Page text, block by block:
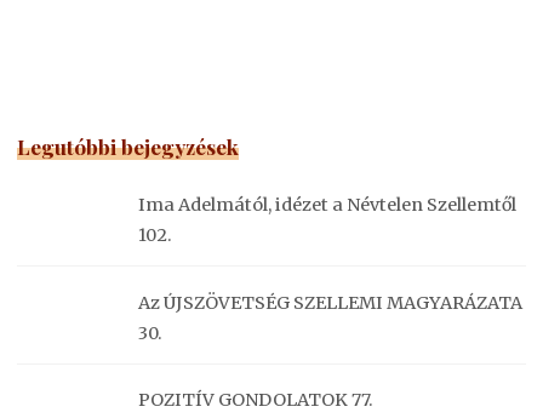
Legutóbbi bejegyzések
Ima Adelmától, idézet a Névtelen Szellemtől
102.
Az ÚJSZÖVETSÉG SZELLEMI MAGYARÁZATA
30.
POZITÍV GONDOLATOK 77.